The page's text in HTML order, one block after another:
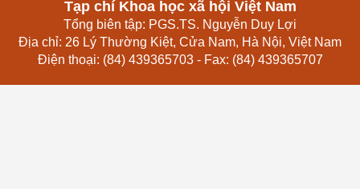
Tạp chí Khoa học xã hội Việt Nam
Tổng biên tập: PGS.TS. Nguyễn Duy Lợi
Địa chỉ: 26 Lý Thường Kiệt, Cửa Nam, Hà Nội, Việt Nam
Điện thoại: (84) 439365703 - Fax: (84) 439365707